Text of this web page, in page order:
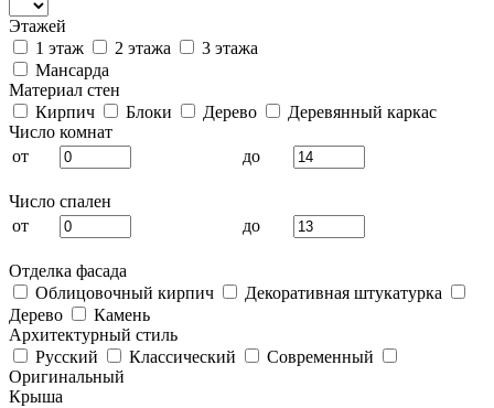
Этажей
1 этаж
2 этажа
3 этажа
Мансарда
Материал стен
Кирпич
Блоки Дерево
Деревянный каркас
Число комнат
от
до
Число спален
от
до
Отделка фасада
Облицовочный кирпич
Декоративная штукатурка
Дерево
Камень
Архитектурный стиль
Русский
Классический
Современный
Оригинальный
Крыша